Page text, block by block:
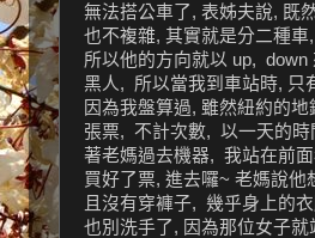
無法搭公車了, 表姊夫說, 既
也不複雜, 其實就是分二種
所以他的方向就以 up,
黑人, 所以當我到車站時, 只
因為我盤算過, 雖然紐約的
張票, 不計次數, 以一天的
著老媽過去機器, 我站在前
買好了票, 進去囉~ 老媽說
且沒有穿褲子, 幾乎身上的
也別洗手了, 因為那位女子